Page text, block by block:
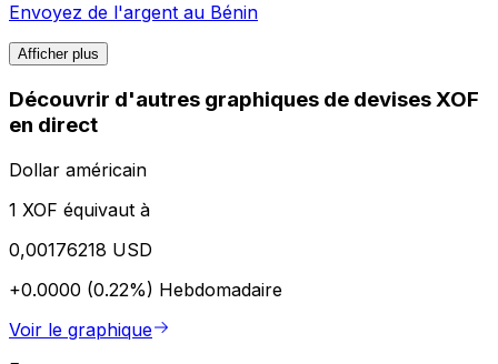
Envoyez de l'argent au Bénin
Afficher plus
Découvrir d'autres graphiques de devises XOF
en direct
Dollar américain
1 XOF équivaut à
0,00176218 USD
+0.0000 (0.22%) Hebdomadaire
Voir le graphique